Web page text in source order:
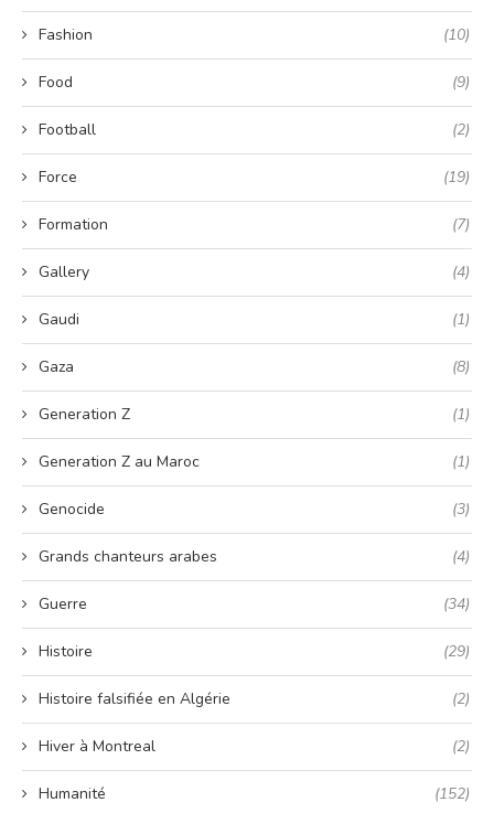
Fashion (10)
Food (9)
Football (2)
Force (19)
Formation (7)
Gallery (4)
Gaudi (1)
Gaza (8)
Generation Z (1)
Generation Z au Maroc (1)
Genocide (3)
Grands chanteurs arabes (4)
Guerre (34)
Histoire (29)
Histoire falsifiée en Algérie (2)
Hiver à Montreal (2)
Humanité (152)